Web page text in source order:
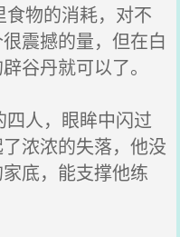
物的消耗，对不
震撼的量，但在白
谷丹就可以了。
人，眼眸中闪过
浓浓的失落，他没
底，能支撑他练